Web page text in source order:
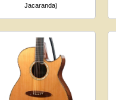
Jacaranda)